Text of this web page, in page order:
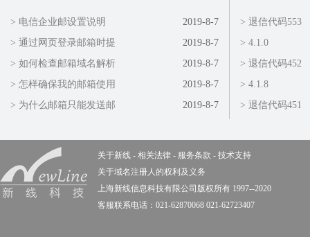
2019-8-7
> 电信企业邮设置说明
2019-8-7
> 通过网页登录邮箱时提
2019-8-7
> 如何检查邮箱域名解析
2019-8-7
> 怎样确保我的邮箱使用
2019-8-7
> 为什么邮箱只能发送邮
> 退信代码553
> 4.1.0
> 退信代码452
> 4.1.8
> 退信代码451
关于新线 - 相关法律 - 服务条款 - 技术支持
关于域名注册人的权利及义务
上海新线信息科技有限公司版权所有 1997--2020
客服联系电话：021-62870068 021-62723407